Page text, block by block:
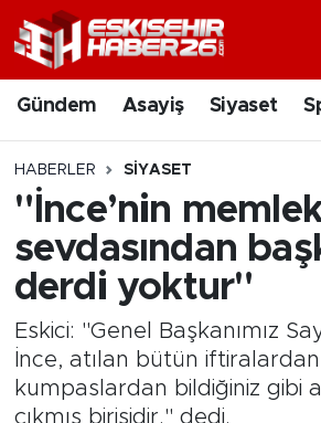
Gündem Asayiş Siyaset
HABERLER SIYASET
"İnce’nin
sevdasından
derdi yoktur"
Eskici: "Genel Başkanımız
İnce, atılan bütün
kumpaslardan bildiğiniz gibi
çıkmış birisidir." dedi.
Gündem
Asayiş
Siyaset
Spor
Sağlık
Ekonomi
Nöbetçi Eczaneler
Hava Durumu
Trafik Durumu
Süper Lig Puan Durumu ve
Tüm Manşetler
Son Dakika Haberleri